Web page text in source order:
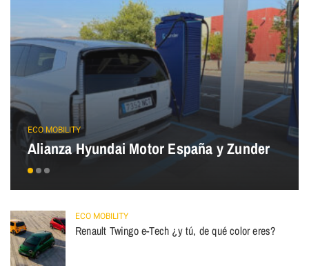
ECO MOBILITY
Alianza Hyundai Motor España y Zunder
ECO MOBILITY
Renault Twingo e-Tech ¿y tú, de qué color eres?